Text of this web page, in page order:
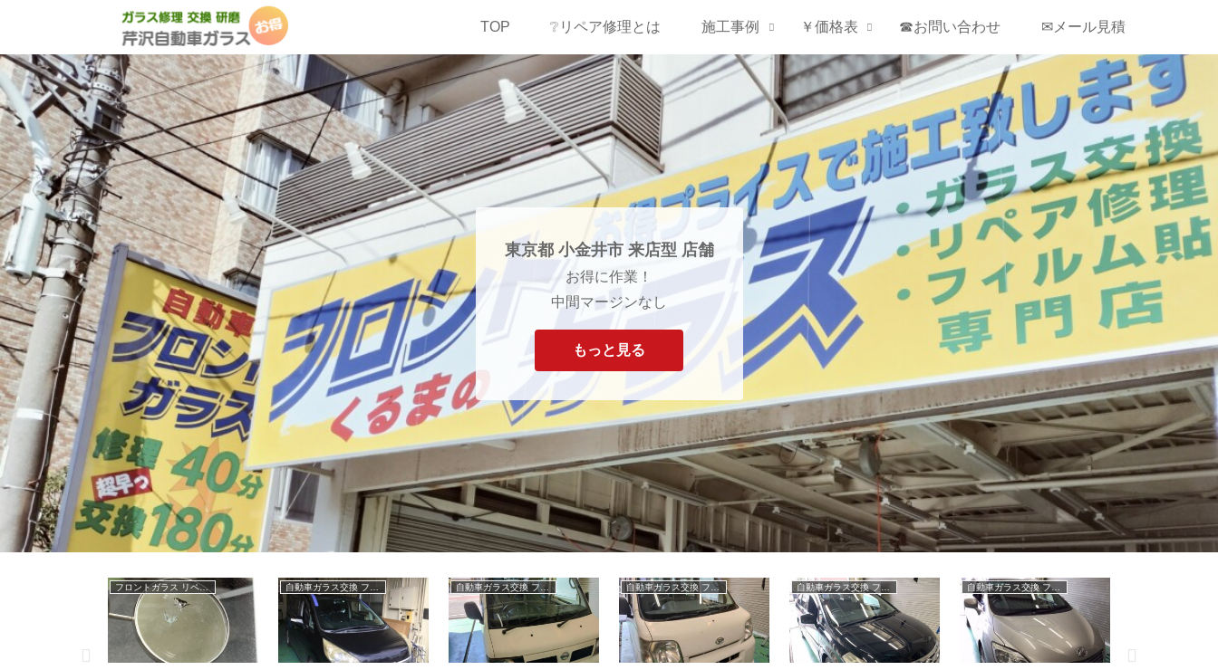
TOP ❔リペア修理とは 施工事例 ￥価格表 ☎お問い合わせ ✉メール見積
東京都 小金井市 来店型 店舗
お得に作業！
中間マージンなし
もっと見る
フロントガラス リペア修理 自動車ガラス交換 フロントガラス交換 フロントガラス リペア修理 自動車ガラス交換 フロントガラス交換 自動車ガラス交換 フロントガラス交換